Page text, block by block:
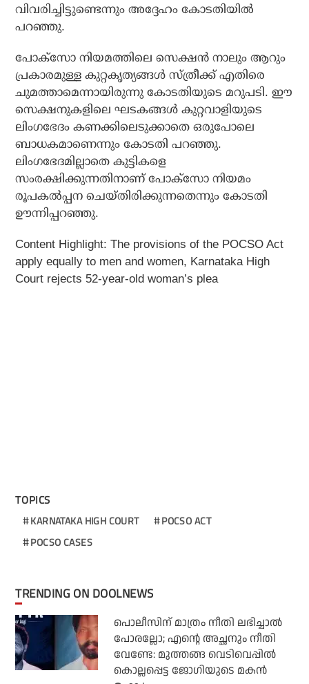
വിവരിച്ചിട്ടുണ്ടെന്നും അദ്ദേഹം കോടതിയില്‍
പറഞ്ഞു.
പോക്‌സോ നിയമത്തിലെ സെക്ഷന്‍ നാലും ആറും
പ്രകാരമുള്ള കുറ്റകൃത്യങ്ങള്‍ സ്ത്രീക്ക് എതിരെ
ചുമത്താമെന്നായിരുന്നു കോടതിയുടെ മറുപടി. ഈ
സെക്ഷനുകളിലെ ഘടകങ്ങള്‍ കുറ്റവാളിയുടെ
ലിംഗഭേദം കണക്കിലെടുക്കാതെ ഒരുപോലെ
ബാധകമാണെന്നും കോടതി പറഞ്ഞു.
ലിംഗഭേദമില്ലാതെ കുട്ടികളെ
സംരക്ഷിക്കുന്നതിനാണ് പോക്‌സോ നിയമം
രൂപകല്‍പ്പന ചെയ്തിരിക്കുന്നതെന്നും കോടതി
ഊന്നിപ്പറഞ്ഞു.
Content Highlight: The provisions of the POCSO Act
apply equally to men and women, Karnataka High
Court rejects 52-year-old woman’s plea
TOPICS
KARNATAKA HIGH COURT
POCSO ACT
POCSO CASES
TRENDING ON DOOLNEWS
പൊലീസിന് മാത്രം നീതി ലഭിച്ചാല്‍
പോരല്ലോ; എന്റെ അച്ഛനും നീതി
വേണ്ടേ: മുത്തങ്ങ വെടിവെപ്പില്‍
കൊല്ലപ്പെട്ട ജോഗിയുടെ മകന്‍